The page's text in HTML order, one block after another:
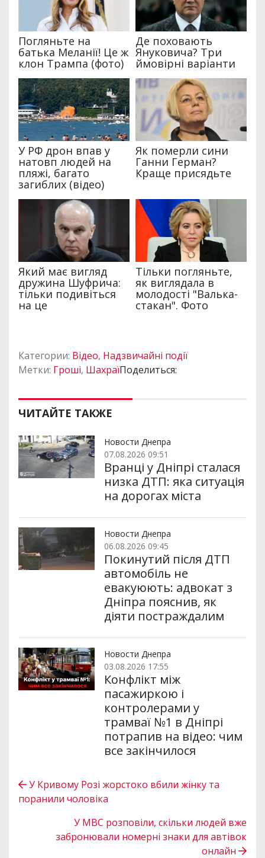
Категории: Відео, Надзвичайні події
Метки: Гроші, ШахраїПоделиться:
ЧИТАЙТЕ ТАКЖЕ
Новости Днепра
07.08.2026 09:51
Вранці у Дніпрі сталася
низка ДТП: яка ситуація
на дорогах міста
Новости Днепра
06.08.2026 09:45
Покинутий після ДТП
автомобіль не
евакуюють: адвокат з
Дніпра пояснив, як
діяти постраждалим
Новости Днепра
03.08.2026 17:55
Конфлікт між
пасажиркою і
контролерами у
трамваї №1 в Дніпрі
потрапив на відео: чим
все закінчилося
У Кривому Розі жорстоко вбили жінку та
поранили чоловіка
У МВС розповіли, скільки людей вже
забронювали номерні знаки для автівок
онлайн